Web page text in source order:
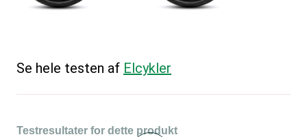
Se hele testen af Elcykler
Testresultater for dette produkt